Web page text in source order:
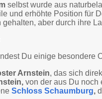
selbst wurde aus
und erhöhte Position für
gehalten, aber durch ihre
Du einige besondere
Arnstein, das sich
von der aus Du noch
Schloss Schaumburg,